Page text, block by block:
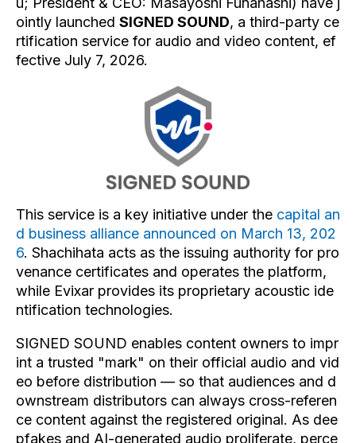
ointly launched SIGNED SOUND, a third-party ce
rtification service for audio and video content, ef
fective July 7, 2026.
This service is a key initiative under the capital an
d business alliance announced on March 13, 202
6. Shachihata acts as the issuing authority for pro
venance certificates and operates the platform,
while Evixar provides its proprietary acoustic ide
ntification technologies.
SIGNED SOUND enables content owners to impr
int a trusted "mark" on their official audio and vid
eo before distribution — so that audiences and d
ownstream distributors can always cross-referen
ce content against the registered original. As dee
pfakes and AI-generated audio proliferate, perce